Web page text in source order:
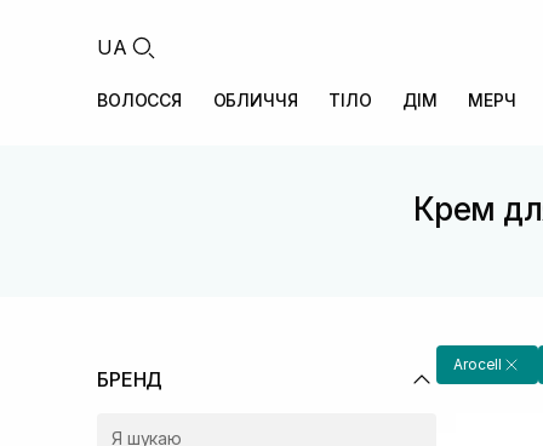
UA
ВОЛОССЯ ОБЛИЧЧЯ ТІЛО ДІМ МЕРЧ
Крем
БРЕНД
Arocell